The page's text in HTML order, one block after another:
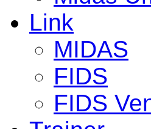
Link
MIDAS
FIDS
FIDS